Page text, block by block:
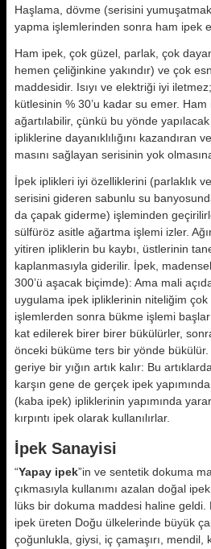
Haşlama, dövme (serisini
yap­ma işlemlerinden sonra ham ipek
Ham ipek, çok güzel, parlak, çok
hemen çeliğinkine yakındır) ve çok
maddesidir. Isıyı ve elektriği iyi
kütlesinin % 30’u kadar su emer.
ağartılabilir, çünkü bu yönde
ipliklerine dayanıklılığını ka­zandıran
masını sağlayan serisinin yok
İpek iplikleri iyi özelliklerini (parlak­lık
serisini gi­deren sabunlu su
da çapak giderme) iş­leminden
sülfüröz asitle ağartma işlemi iz­ler.
yitiren ipliklerin bu kaybı, üstlerinin
kaplanmasıyla gide­rilir. İpek,
300’ü aşacak biçimde): Ama mali
uygu­lama ipek ipliklerinin niteliğim
işlemlerden sonra bükme işlemi
kat edilerek birer birer bü­külürler,
önceki büküme ters bir yönde
geriye bir yığın artık kalır: Bu
karşın gene de gerçek ipek
(kaba ipek) ipliklerinin ya­pımında
kırpıntı ipek olarak kullanılırlar.
İpek Sanayisi
“Yapay ipek”in ve sentetik dokuma
çıkmasıyla kulla­nımı azalan doğal
lüks bir dokuma maddesi haline
ipek üreten Doğu ülkelerinde büyük
çoğun­lukla, giysi, iç çamaşırı, mendil,